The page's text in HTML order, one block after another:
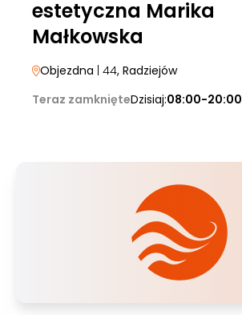
estetyczna Marika
Małkowska
Objezdna | 44, Radziejów
Teraz zamknięteDzisiaj:08:00-20:00